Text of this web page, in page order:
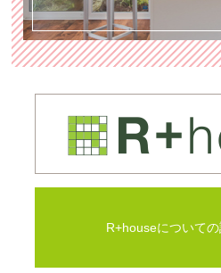
R+houseについて